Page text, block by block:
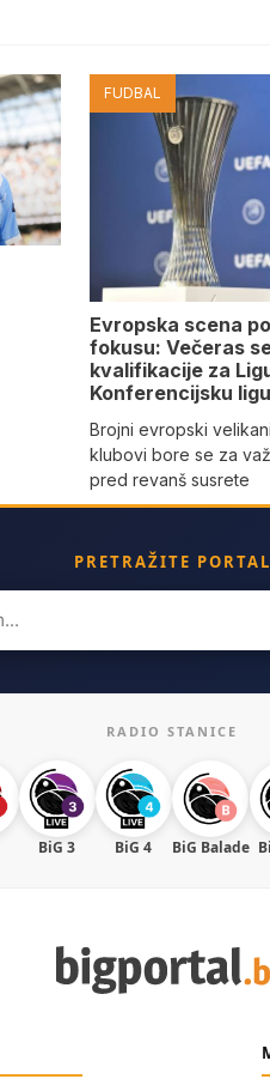
FUDBAL
Evropska scena
fokusu: Večeras
kvalifikacije za
Konferencijsku ligu
Brojni evropski
klubovi bore se za
pred revanš susrete
PRETRAŽITE PORTAL
RADIO STANICE
BiG 3 BiG 4 BiG Balade